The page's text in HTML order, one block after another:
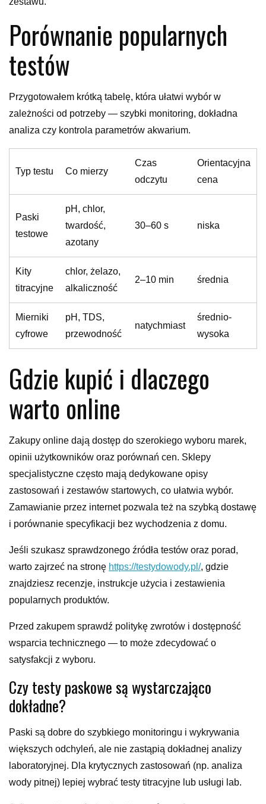
Porównanie popularnych
testów
Przygotowałem krótką tabelę, która ułatwi wybór w
zależności od potrzeby — szybki monitoring, dokładna
analiza czy kontrola parametrów akwarium.
Typ testu Co mierzy
Czas
odczytu
Orientacyjna
cena
Paski
testowe
pH, chlor,
twardość,
azotany
30–60 s niska
Kity
titracyjne
chlor, żelazo,
alkaliczność
2–10 min średnia
Mierniki
cyfrowe
pH, TDS,
przewodność
natychmiast
średnio-
wysoka
Gdzie kupić i dlaczego
warto online
Zakupy online dają dostęp do szerokiego wyboru marek,
opinii użytkowników oraz porównań cen. Sklepy
specjalistyczne często mają dedykowane opisy
zastosowań i zestawów startowych, co ułatwia wybór.
Zamawianie przez internet pozwala też na szybką dostawę
i porównanie specyfikacji bez wychodzenia z domu.
Jeśli szukasz sprawdzonego źródła testów oraz porad,
warto zajrzeć na stronę https://testydowody.pl/, gdzie
znajdziesz recenzje, instrukcje użycia i zestawienia
popularnych produktów.
Przed zakupem sprawdź politykę zwrotów i dostępność
wsparcia technicznego — to może zdecydować o
satysfakcji z wyboru.
Czy testy paskowe są wystarczająco
dokładne?
Paski są dobre do szybkiego monitoringu i wykrywania
większych odchyleń, ale nie zastąpią dokładnej analizy
laboratoryjnej. Dla krytycznych zastosowań (np. analiza
wody pitnej) lepiej wybrać testy titracyjne lub usługi lab.